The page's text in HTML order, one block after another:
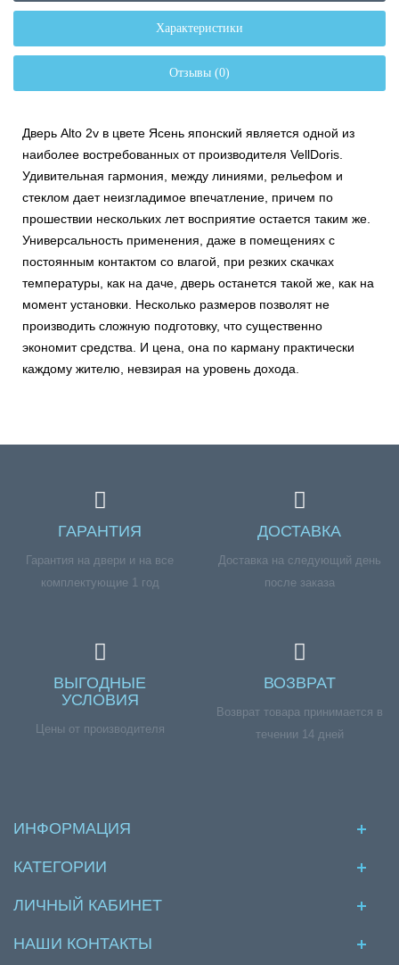
Характеристики
Отзывы (0)
Дверь Alto 2v в цвете Ясень японский является одной из
наиболее востребованных от производителя VellDoris.
Удивительная гармония, между линиями, рельефом и
стеклом дает неизгладимое впечатление, причем по
прошествии нескольких лет восприятие остается таким же.
Универсальность применения, даже в помещениях с
постоянным контактом со влагой, при резких скачках
температуры, как на даче, дверь останется такой же, как на
момент установки. Несколько размеров позволят не
производить сложную подготовку, что существенно
экономит средства. И цена, она по карману практически
каждому жителю, невзирая на уровень дохода.
ГАРАНТИЯ
Гарантия на двери и на все
комплектующие 1 год
ДОСТАВКА
Доставка на следующий день
после заказа
ВЫГОДНЫЕ
УСЛОВИЯ
Цены от производителя
ВОЗВРАТ
Возврат товара принимается в
течении 14 дней
ИНФОРМАЦИЯ
КАТЕГОРИИ
ЛИЧНЫЙ КАБИНЕТ
НАШИ КОНТАКТЫ